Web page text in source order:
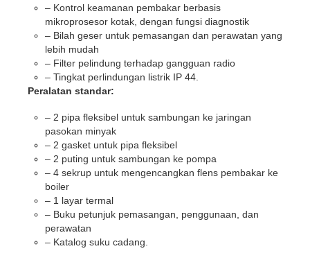
– Kontrol keamanan pembakar berbasis
mikroprosesor kotak, dengan fungsi diagnostik
– Bilah geser untuk pemasangan dan perawatan yang
lebih mudah
– Filter pelindung terhadap gangguan radio
– Tingkat perlindungan listrik IP 44.
Peralatan standar:
– 2 pipa fleksibel untuk sambungan ke jaringan
pasokan minyak
– 2 gasket untuk pipa fleksibel
– 2 puting untuk sambungan ke pompa
– 4 sekrup untuk mengencangkan flens pembakar ke
boiler
– 1 layar termal
– Buku petunjuk pemasangan, penggunaan, dan
perawatan
– Katalog suku cadang.